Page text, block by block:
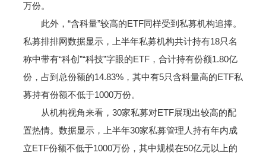
万份。
此外，“含科量”较高的ETF同样受到私募机构追捧。
私募排排网数据显示，上半年私募机构共计持有18只名
称中带有“科创”“科技”字眼的ETF，合计持有份额1.80亿
份，占到总份额的14.83%，其中有5只含科量高的ETF私
募持有份额不低于1000万份。
从机构视角来看，30家私募对ETF展现出较高的配
置热情。数据显示，上半年30家私募管理人持有年内成
立ETF份额不低于1000万份，其中规模在50亿元以上的